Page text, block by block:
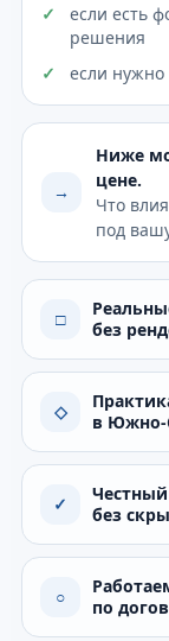
если есть
решения
если
→
Ниже
цене.
Что
под
□
без
◇
в Южно-
✓
Честный
без
○
по